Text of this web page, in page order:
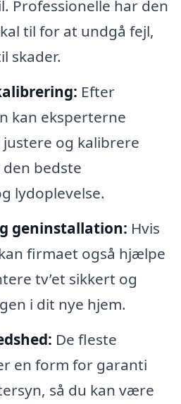
Professionelle har den
til for at undgå fejl,
skader.
Efter
kan eksperterne
og kalibrere
den bedste
lydoplevelse.
geninstallation: Hvis
firmaet også hjælpe
tv’et sikkert og
i dit nye hjem.
De fleste
en form for garanti
så du kan være